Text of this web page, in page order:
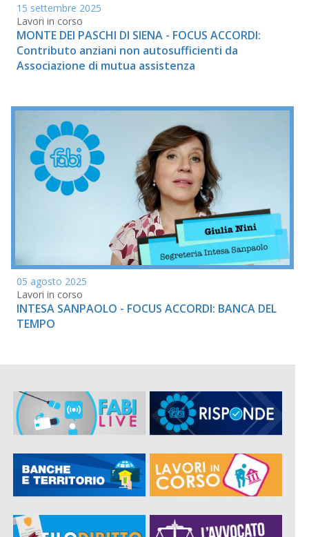
15 settembre 2025
Lavori in corso
MONTE DEI PASCHI DI SIENA - FOCUS ACCORDI:
Contributo anziani non autosufficienti da
Associazione di mutua assistenza
05 agosto 2025
Lavori in corso
INTESA SANPAOLO - FOCUS ACCORDI: BANCA DEL
TEMPO